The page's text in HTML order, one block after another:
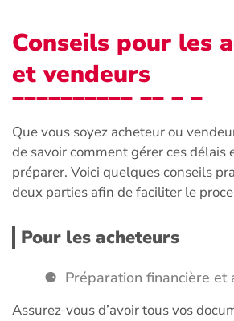
Conseils pour les
et vendeurs
Que vous soyez acheteur ou
de savoir comment gérer ces délais
préparer. Voici quelques conseils
deux parties afin de faciliter le
Pour les acheteurs
Préparation financière et
Assurez-vous d’avoir tous vos